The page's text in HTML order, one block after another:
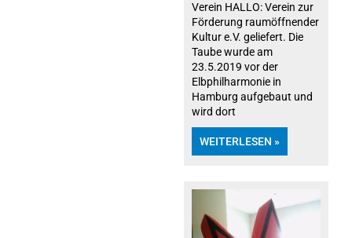
Verein HALLO: Verein zur
Förderung raumöffnender
Kultur e.V. geliefert. Die
Taube wurde am
23.5.2019 vor der
Elbphilharmonie in
Hamburg aufgebaut und
wird dort
WEITERLESEN »